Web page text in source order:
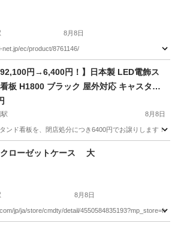
8月8日
ec/product/8761146/
駅 ダイニングセット 折りたたみ
92,100円→6,400円！】日本製 LED電飾ス
板 H1800 ブラック 屋外対応 キャスター
8月8日
ンド看板を、閉店処分につき6400円でお譲りします！
駅 オフィス用家具
ローゼットケース 大
8月8日
jp/ja/store/cmdty/detail/